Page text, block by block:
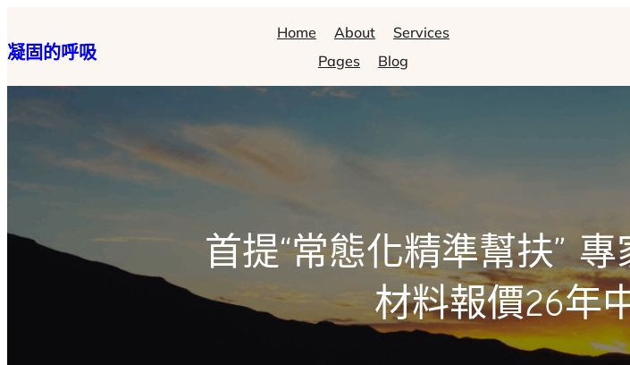
至
主
凝固的呼吸
Home About
Services
Pages
Blog
首提“常態化精準幫扶”
材料報價26年